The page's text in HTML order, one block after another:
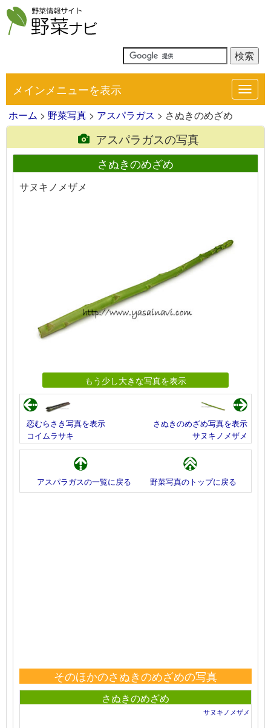
メインメニューを表示
ホーム > 野菜写真 > アスパラガス > さぬきのめざめ
アスパラガスの写真
さぬきのめざめ
サヌキノメザメ
もう少し大きな写真を表示
恋むらさき写真を表示
コイムラサキ
さぬきのめざめ写真を表示
サヌキノメザメ
アスパラガスの一覧に戻る 野菜写真のトップに戻る
そのほかのさぬきのめざめの写真
さぬきのめざめ
サヌキノメザメ